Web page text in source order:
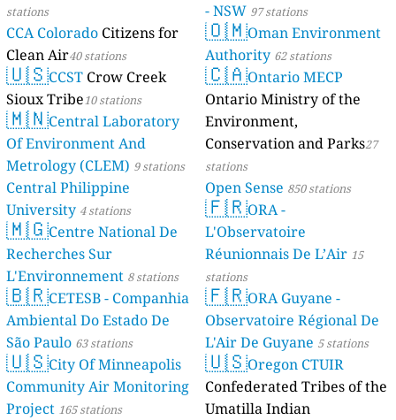
stations
CCA Colorado Citizens for
Clean Air40 stations
🇺🇸CCST Crow Creek
Sioux Tribe10 stations
🇲🇳Central Laboratory
Of Environment And
Metrology (CLEM) 9 stations
Central Philippine
University 4 stations
🇲🇬Centre National De
Recherches Sur
L'Environnement 8 stations
🇧🇷CETESB - Companhia
Ambiental Do Estado De
São Paulo 63 stations
🇺🇸City Of Minneapolis
Community Air Monitoring
Project 165 stations
- NSW 97 stations
🇴🇲Oman Environment
Authority 62 stations
🇨🇦Ontario MECP
Ontario Ministry of the
Environment,
Conservation and Parks27
stations
Open Sense 850 stations
🇫🇷ORA -
L'Observatoire
Réunionnais De L’Air 15
stations
🇫🇷ORA Guyane -
Observatoire Régional De
L'Air De Guyane 5 stations
🇺🇸Oregon CTUIR
Confederated Tribes of the
Umatilla Indian